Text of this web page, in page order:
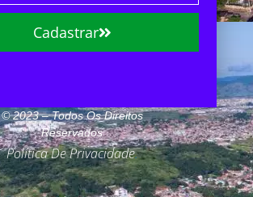
Cadastrar
© 2023 – Todos Os Direitos
Reservados
Política De Privacidade.